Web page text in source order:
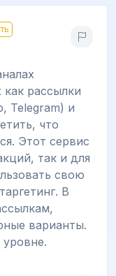
как рассылки
Telegram) и
что
Этот сервис
так и для
свою
В
варианты.